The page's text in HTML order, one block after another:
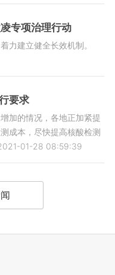
专项治理行动
力建立健全长效机制。
要求
加的情况，各地正加紧提
成本，尽快提高核酸检测
01-28 08:59:39